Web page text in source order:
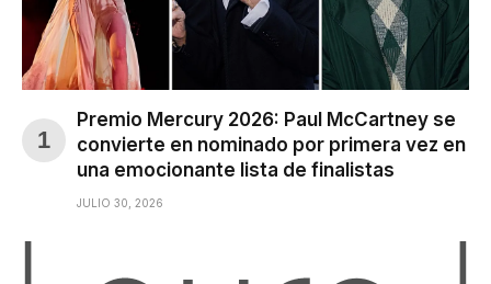
Premio Mercury 2026: Paul McCartney se
convierte en nominado por primera vez en
una emocionante lista de finalistas
JULIO 30, 2026